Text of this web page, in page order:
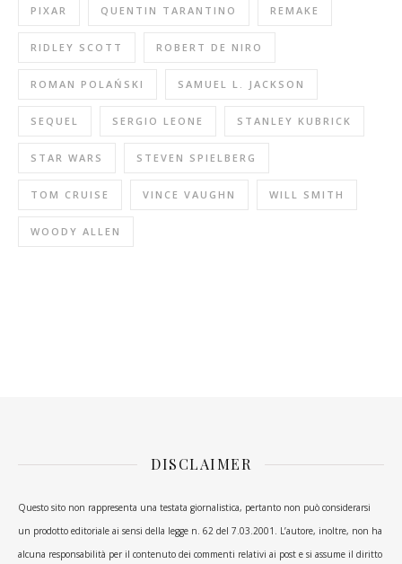
PIXAR QUENTIN TARANTINO REMAKE
RIDLEY SCOTT ROBERT DE NIRO
ROMAN POLAŃSKI SAMUEL L. JACKSON
SEQUEL SERGIO LEONE STANLEY KUBRICK
STAR WARS STEVEN SPIELBERG
TOM CRUISE VINCE VAUGHN WILL SMITH
WOODY ALLEN
DISCLAIMER
Questo sito non rappresenta una testata giornalistica, pertanto non può considerarsi
un prodotto editoriale ai sensi della legge n. 62 del 7.03.2001. L’autore, inoltre, non ha
alcuna responsabilità per il contenuto dei commenti relativi ai post e si assume il diritto